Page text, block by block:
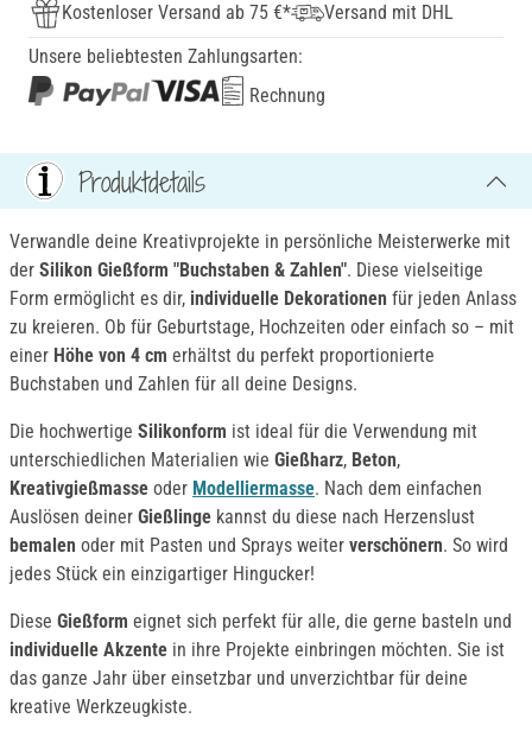
Kostenloser Versand ab 75 €*
Versand mit DHL
Unsere beliebtesten Zahlungsarten:
Rechnung
Produktdetails
Verwandle deine Kreativprojekte in persönliche Meisterwerke mit
der Silikon Gießform "Buchstaben & Zahlen". Diese vielseitige
Form ermöglicht es dir, individuelle Dekorationen für jeden Anlass
zu kreieren. Ob für Geburtstage, Hochzeiten oder einfach so – mit
einer Höhe von 4 cm erhältst du perfekt proportionierte
Buchstaben und Zahlen für all deine Designs.
Die hochwertige Silikonform ist ideal für die Verwendung mit
unterschiedlichen Materialien wie Gießharz, Beton,
Kreativgießmasse oder Modelliermasse. Nach dem einfachen
Auslösen deiner Gießlinge kannst du diese nach Herzenslust
bemalen oder mit Pasten und Sprays weiter verschönern. So wird
jedes Stück ein einzigartiger Hingucker!
Diese Gießform eignet sich perfekt für alle, die gerne basteln und
individuelle Akzente in ihre Projekte einbringen möchten. Sie ist
das ganze Jahr über einsetzbar und unverzichtbar für deine
kreative Werkzeugkiste.